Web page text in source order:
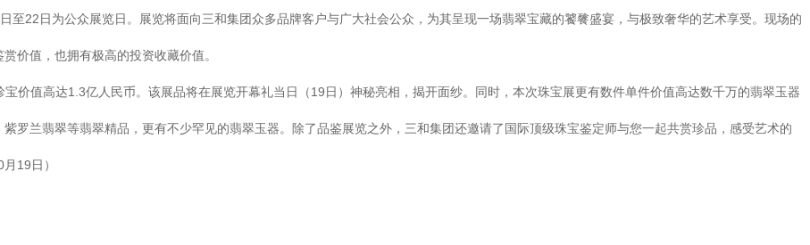
至22日为公众展览日。展览将面向三和集团众多品牌客户与广大社会公众，为其呈现一场翡翠宝藏的饕餮盛宴，与极致奢华的艺术享受。现场的
价值，也拥有极高的投资收藏价值。
价值高达1.3亿人民币。该展品将在展览开幕礼当日（19日）神秘亮相，揭开面纱。同时，本次珠宝展更有数件单件价值高达数千万的翡翠玉器
罗兰翡翠等翡翠精品，更有不少罕见的翡翠玉器。除了品鉴展览之外，三和集团还邀请了国际顶级珠宝鉴定师与您一起共赏珍品，感受艺术的
19日）